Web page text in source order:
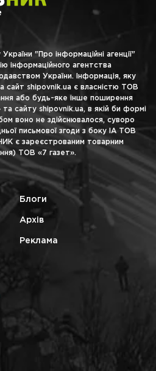
"Про інформаційні агенції"
інформаційного агентства
України. Інформація, яку
сайт shipovnik.ua є власністю ТОВ
або будь-яке інше поширення
та сайту shipovnik.ua, в якій би формі
воно не здійснювалося, суворо
письмової згоди з боку ІА ТОВ
є зареєстрованим товарним
ТОВ «7 газет».
Блоги
Архів
Реклама